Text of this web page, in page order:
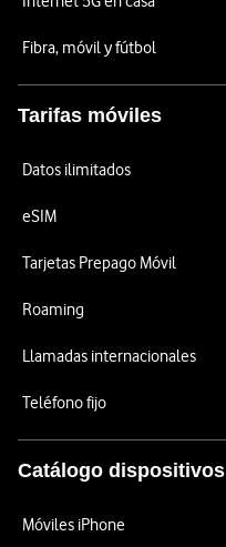
Fibra, móvil y fútbol
Tarifas móviles
Datos ilimitados
eSIM
Tarjetas Prepago Móvil
Roaming
Llamadas internacionales
Teléfono fijo
Catálogo dispositivos
Móviles iPhone